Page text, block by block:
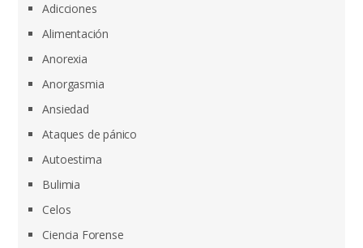
Adicciones
Alimentación
Anorexia
Anorgasmia
Ansiedad
Ataques de pánico
Autoestima
Bulimia
Celos
Ciencia Forense